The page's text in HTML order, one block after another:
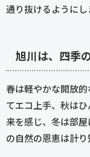
通り抜けるようにし
旭川は、四季
春は軽やかな開放
てエコ上手、秋は
来を感じ、冬は部
の自然の恩恵は計り